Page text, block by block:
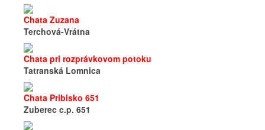
Chata Zuzana
Terchová-Vrátna
Chata pri rozprávkovom potoku
Tatranská Lomnica
Chata Pribisko 651
Zuberec c.p. 651